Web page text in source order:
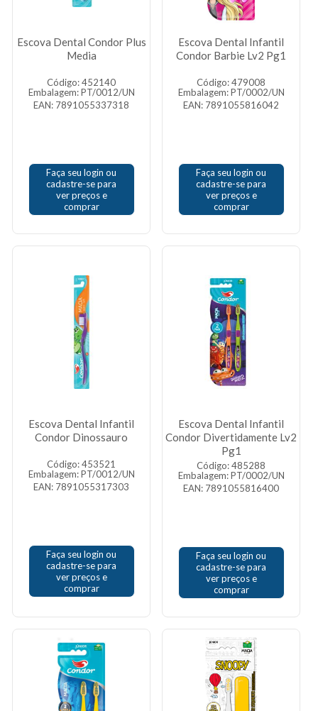
Escova Dental Condor Plus
Media
Código: 452140
Embalagem: PT/0012/UN
EAN: 7891055337318
Faça seu login ou
cadastre-se para
ver preços e
comprar
Escova Dental Infantil
Condor Barbie Lv2 Pg1
Código: 479008
Embalagem: PT/0002/UN
EAN: 7891055816042
Faça seu login ou
cadastre-se para
ver preços e
comprar
Escova Dental Infantil
Condor Dinossauro
Código: 453521
Embalagem: PT/0012/UN
EAN: 7891055317303
Faça seu login ou
cadastre-se para
ver preços e
comprar
Escova Dental Infantil
Condor Divertidamente Lv2
Pg1
Código: 485288
Embalagem: PT/0002/UN
EAN: 7891055816400
Faça seu login ou
cadastre-se para
ver preços e
comprar